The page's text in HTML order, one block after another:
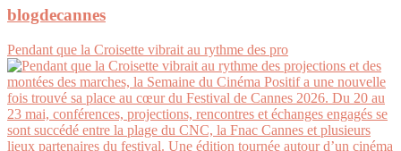
blogdecannes
Pendant que la Croisette vibrait au rythme des pro